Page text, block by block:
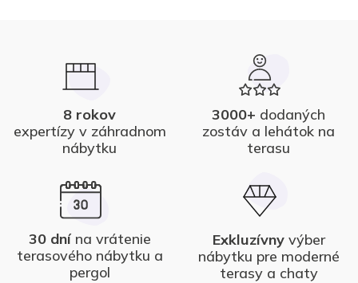
8 rokov
expertízy v záhradnom
nábytku
3000+ dodaných
zostáv a lehátok na
terasu
30 dnína vrátenie
terasového nábytku a
pergol
Exkluzívnyvýber
nábytku pre moderné
terasy a chaty